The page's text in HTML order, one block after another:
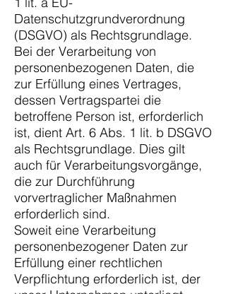
Datenschutzgrundverordnung
(DSGVO) als Rechtsgrundlage.
Bei der Verarbeitung von
personenbezogenen Daten, die
zur Erfüllung eines Vertrages,
dessen Vertragspartei die
betroffene Person ist, erforderlich
ist, dient Art. 6 Abs. 1 lit. b DSGVO
als Rechtsgrundlage. Dies gilt
auch für Verarbeitungsvorgänge,
die zur Durchführung
vorvertraglicher Maßnahmen
erforderlich sind.
Soweit eine Verarbeitung
personenbezogener Daten zur
Erfüllung einer rechtlichen
Verpflichtung erforderlich ist, der